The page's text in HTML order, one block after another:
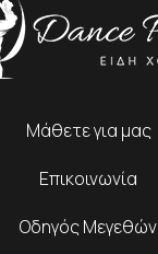
Μάθετε για μας
Επικοινωνία
Οδηγός Μεγεθών